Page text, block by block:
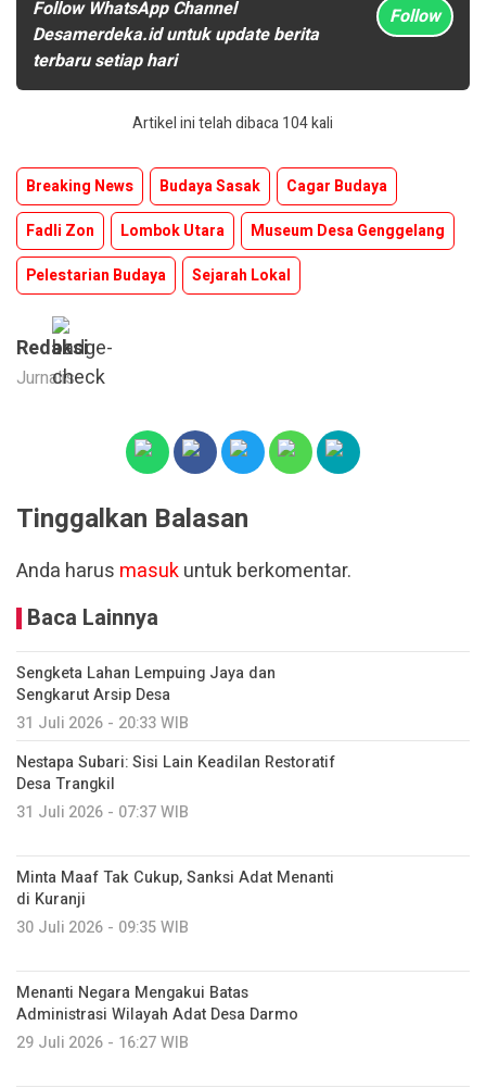
Follow WhatsApp Channel
Desamerdeka.id untuk update berita
terbaru setiap hari
Follow
Artikel ini telah dibaca 104 kali
Breaking News Budaya Sasak
Cagar Budaya
Fadli Zon
Lombok Utara
Museum Desa Genggelang
Pelestarian Budaya
Sejarah Lokal
Redaksi
Jurnalis
Tinggalkan Balasan
Anda harus masukuntuk berkomentar.
Baca Lainnya
Sengketa Lahan Lempuing Jaya dan
Sengkarut Arsip Desa
31 Juli 2026 - 20:33 WIB
Nestapa Subari: Sisi Lain Keadilan Restoratif
Desa Trangkil
31 Juli 2026 - 07:37 WIB
Minta Maaf Tak Cukup, Sanksi Adat Menanti
di Kuranji
30 Juli 2026 - 09:35 WIB
Menanti Negara Mengakui Batas
Administrasi Wilayah Adat Desa Darmo
29 Juli 2026 - 16:27 WIB